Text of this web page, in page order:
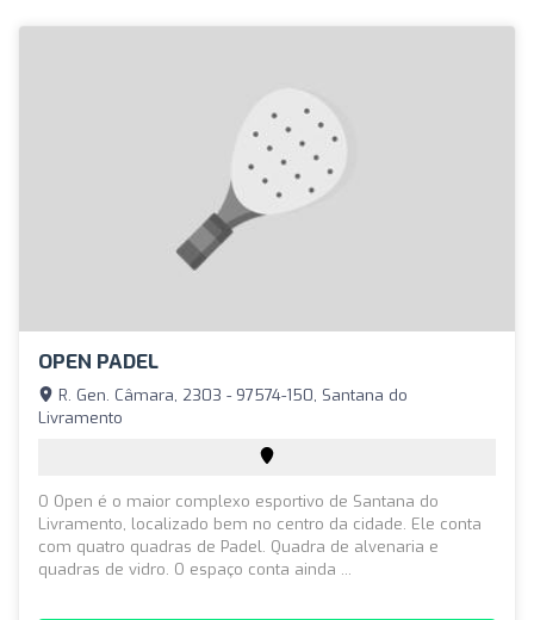
OPEN PADEL
R. Gen. Câmara, 2303 - 97574-150, Santana do
Livramento
O Open é o maior complexo esportivo de Santana do
Livramento, localizado bem no centro da cidade. Ele conta
com quatro quadras de Padel. Quadra de alvenaria e
quadras de vidro. O espaço conta ainda ...